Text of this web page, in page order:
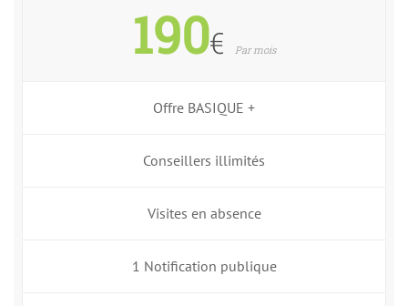
190€ Par mois
Offre BASIQUE +
Conseillers illimités
Visites en absence
1 Notification publique